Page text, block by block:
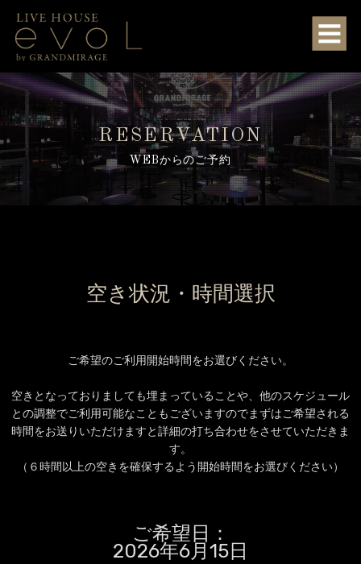
RESERVATION
WEBからのご予約
空き状況・時間選択
ご希望のご利用開始時間をお選びください。
空きとなっておりましても埋まっていることや、他のスケジュール
との調整でご利用可能なこともございますのでまずはご希望される
時間をお送りいただけますと詳細の打ち合わせをさせていただきま
す。
（６時間以上の空きを確保するよう開始時間をお選びください）
ご希望日：
2026年6月15日